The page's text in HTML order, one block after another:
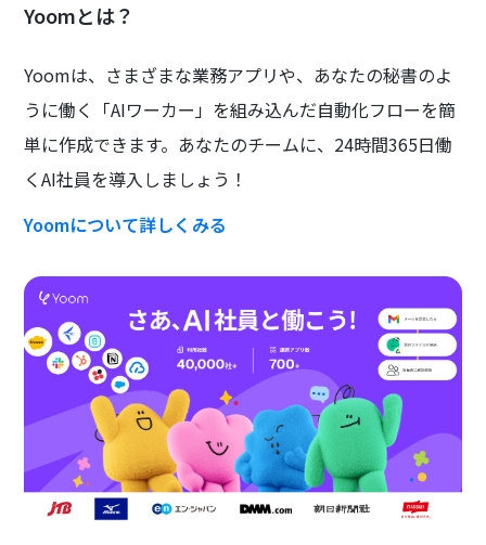
Yoomとは？
Yoomは、さまざまな業務アプリや、あなたの秘書のよ
うに働く「AIワーカー」を組み込んだ自動化フローを簡
単に作成できます。あなたのチームに、24時間365日働
くAI社員を導入しましょう！
Yoomについて詳しくみる